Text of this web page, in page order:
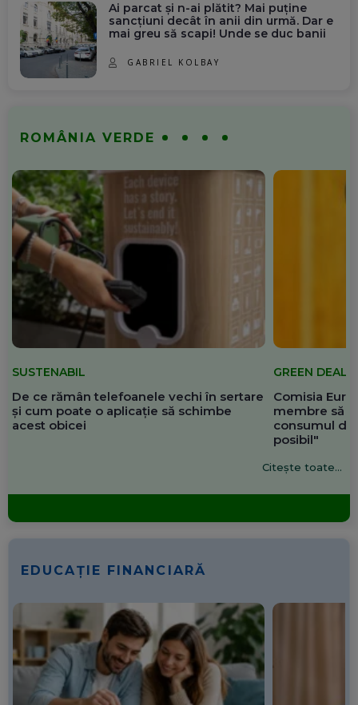
Ai parcat și n-ai plătit? Mai puține
sancțiuni decât în anii din urmă. Dar e
mai greu să scapi! Unde se duc banii
GABRIEL KOLBAY
ROMÂNIA VERDE
SUSTENABIL
De ce rămân telefoanele vechi în sertare
și cum poate o aplicație să schimbe
acest obicei
GREEN DEAL
Comisia
membre să
consumul de
posibil"
Citește toate...
EDUCAȚIE FINANCIARĂ